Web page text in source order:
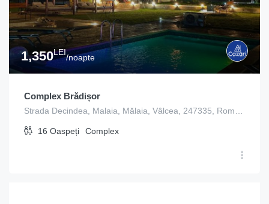
1,350LEI
/noapte
Complex Brădișor
Strada Decindea, Malaia, Mălaia, Vâlcea, 247335, România
16 Oaspeți Complex